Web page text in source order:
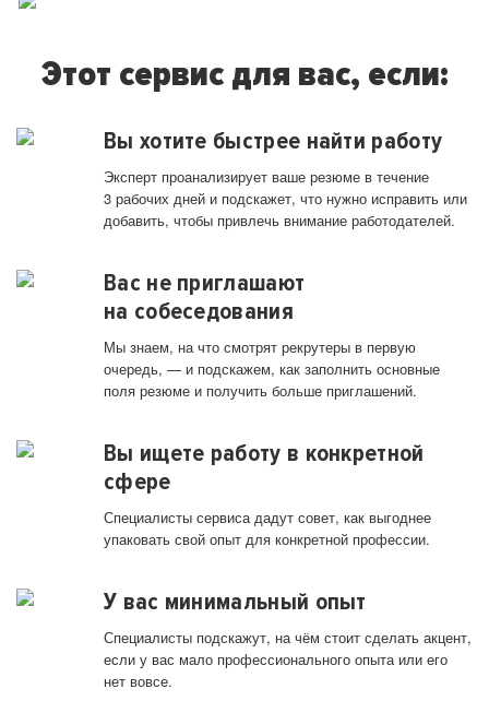
Этот сервис для вас, если:
Вы хотите быстрее найти работу
Эксперт проанализирует ваше резюме в течение
3 рабочих дней и подскажет, что нужно исправить или
добавить, чтобы привлечь внимание работодателей.
Вас не приглашают
на собеседования
Мы знаем, на что смотрят рекрутеры в первую
очередь, — и подскажем, как заполнить основные
поля резюме и получить больше приглашений.
Вы ищете работу в конкретной
сфере
Специалисты сервиса дадут совет, как выгоднее
упаковать свой опыт для конкретной профессии.
У вас минимальный опыт
Специалисты подскажут, на чём стоит сделать акцент,
если у вас мало профессионального опыта или его
нет вовсе.